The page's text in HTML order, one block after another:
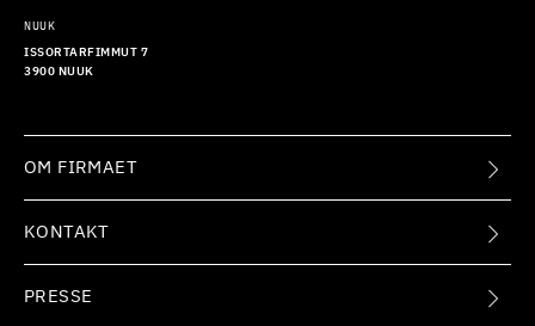
NUUK
ISSORTARFIMMUT 7
3900 NUUK
OM FIRMAET
KONTAKT
PRESSE